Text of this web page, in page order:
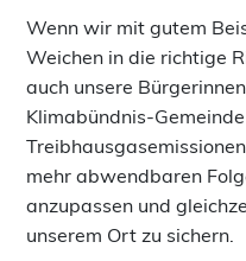
Wenn wir mit gutem
Weichen in die richtige
auch unsere
Klimabündnis-
mehr abwendbaren
anzupassen und
unserem Ort zu sichern.